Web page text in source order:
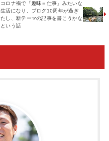
コロナ禍で「趣味＝仕事」みたいな
生活になり、ブログ10周年が過ぎ
たし、新テーマの記事を書こうかな
という話